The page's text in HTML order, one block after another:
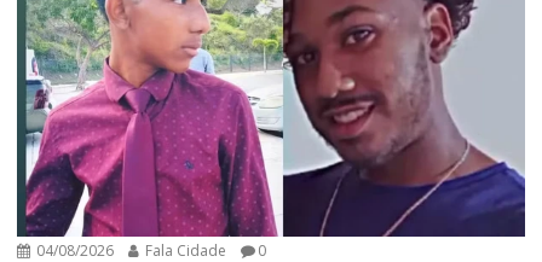
04/08/2026 Fala Cidade 0